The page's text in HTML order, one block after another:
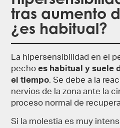
tras aumento
¿es habitual?
La hipersensibilidad en el
pecho es habitual y suele
el tiempo. Se debe a la
nervios de la zona ante la
proceso normal de
Si la molestia es muy